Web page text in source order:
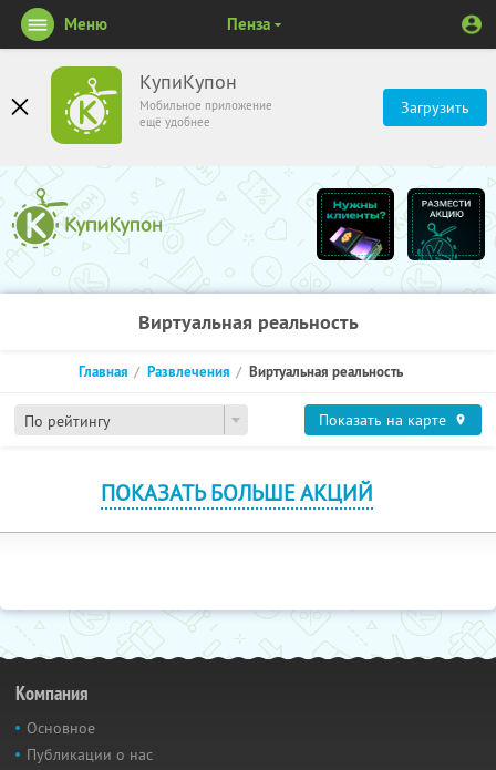
КупиКупон
Мобильное приложение
ещё удобнее
Загрузить
Меню Пенза
Виртуальная реальность
По рейтингу
Главная Развлечения Виртуальная реальность
Показать на карте
ПОКАЗАТЬ БОЛЬШЕ АКЦИЙ
Компания
Основное
Публикации о нас